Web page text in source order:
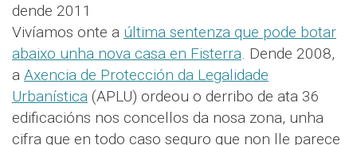
dende 2011
Vivíamos onte a última sentenza que pode botar
abaixo unha nova casa en Fisterra. Dende 2008,
a Axencia de Protección da Legalidade
Urbanística (APLU) ordeou o derribo de ata 36
edificacións nos concellos da nosa zona, unha
cifra que en todo caso seguro que non lle parece